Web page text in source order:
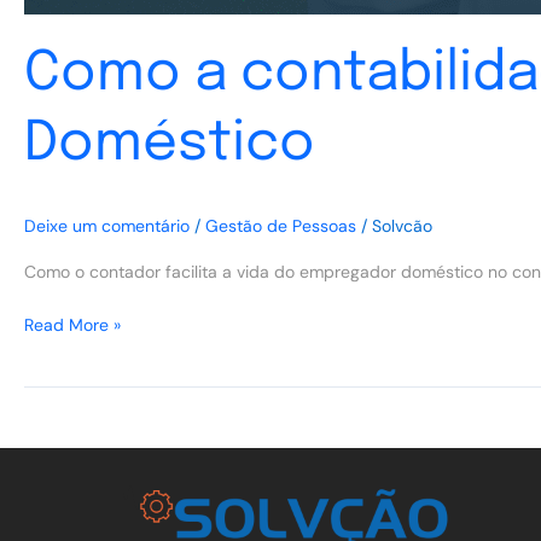
Como a
Doméstico
Deixe um comentário / Gestão de Pessoas / Solvcão
Como o contador facilita a vida do empregador doméstico no
Read More »